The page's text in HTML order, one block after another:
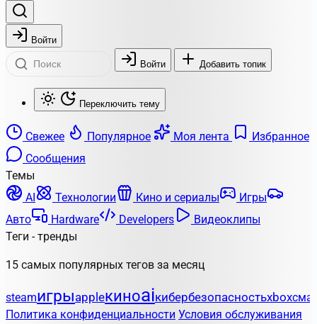
Войти
Войти Добавить топик
Переключить тему
Свежее Популярное Моя лента
Избранное
Сообщения
Темы
AI
Технологии Кино и сериалы
Игры
Авто
Hardware Developers
Видеоклипы
Теги - тренды
15 самых популярных тегов за месяц
steamигрыappleкиноaiкибербезопасностьxbox
Политика конфиденциальности Условия обслуживания